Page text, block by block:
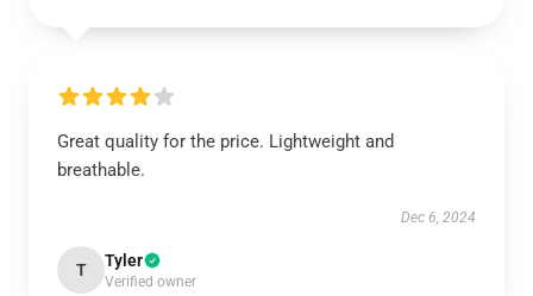
Great quality for the price. Lightweight and
breathable.
Dec 6, 2024
T Tyler
Verified owner